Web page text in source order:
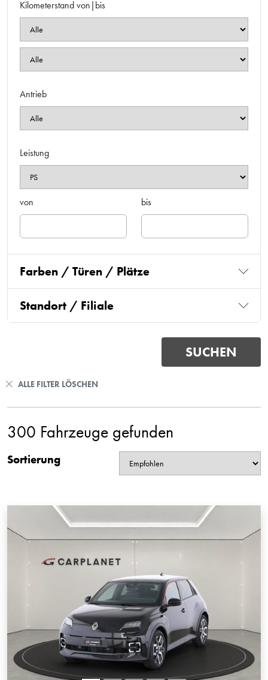
Kilometerstand von|bis
Antrieb
Leistung
von bis
Farben / Türen / Plätze
Standort / Filiale
ALLE FILTER LÖSCHEN
300 Fahrzeuge gefunden
Sortierung